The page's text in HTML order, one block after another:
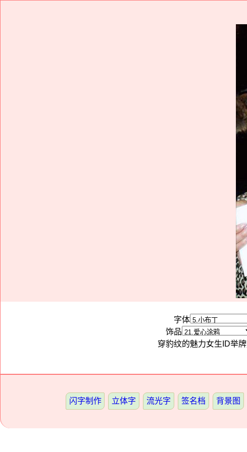
字体
饰品
穿豹纹的魅力女生ID举牌
闪字制作 立体字 流光字 签名档 背景图